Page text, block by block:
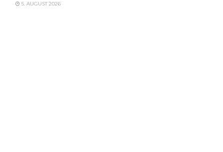
5. AUGUST 2026